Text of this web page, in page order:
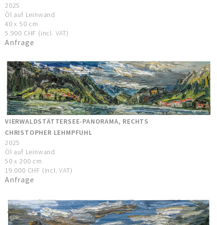
2025
Öl auf Leinwand
40 x 50 cm
5.900 CHF (incl. VAT)
Anfrage
VIERWALDSTÄTTERSEE-PANORAMA, RECHTS
CHRISTOPHER LEHMPFUHL
2025
Öl auf Leinwand
50 x 200 cm
19.000 CHF (incl. VAT)
Anfrage